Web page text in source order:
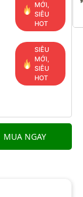
MỚI,
SIÊU
HOT
SIÊU
MỚI,
SIÊU
HOT
MUA NGAY